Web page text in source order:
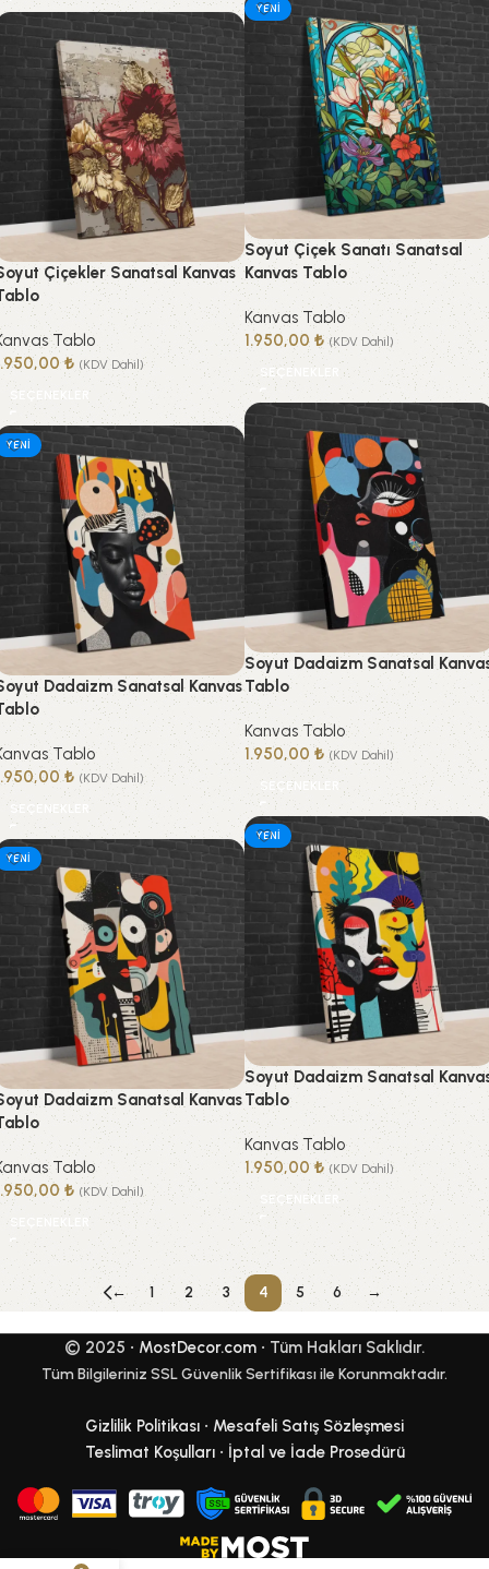
YENI
Soyut Çiçek Sanatı Sanatsal
Kanvas Tablo
Kanvas Tablo
1.950,00 ₺ (KDV Dahil)
SEÇENEKLER
Çiçekler Sanatsal Kanvas
Tablo
₺ (KDV Dahil)
SEÇENEKLER
Soyut Dadaizm Sanatsal
Tablo
Kanvas Tablo
1.950,00₺ (KDV Dahil)
SEÇENEKLER
YENI
Dadaizm Sanatsal Kanvas
Tablo
₺ (KDV Dahil)
SEÇENEKLER
YENI
Soyut Dadaizm Sanatsal
Tablo
Kanvas Tablo
1.950,00₺ (KDV Dahil)
SEÇENEKLER
YENI
Dadaizm Sanatsal Kanvas
Tablo
₺ (KDV Dahil)
SEÇENEKLER
← 1 2 3 4 5 6 →
© 2025 • MostDecor.com • Tüm Hakları Saklıdır.
Tüm Bilgileriniz SSL Güvenlik Sertifikası ile Korunmaktadır.
Gizlilik Politikası • Mesafeli Satış Sözleşmesi
Teslimat Koşulları• İptal ve İade Prosedürü